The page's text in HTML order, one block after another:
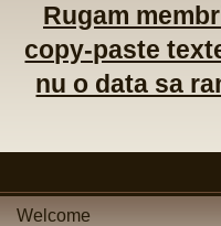
Rugam
copy-paste
nu o data sa
Welcome